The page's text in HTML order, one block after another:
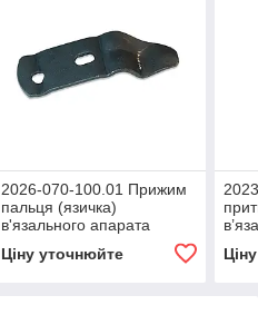
2026-070-100.01 Прижим
пальця (язичка)
в'язального апарата
Sipma РК-4000, РК-4010,
Z-224/1
Ціну уточнюйте
Z-